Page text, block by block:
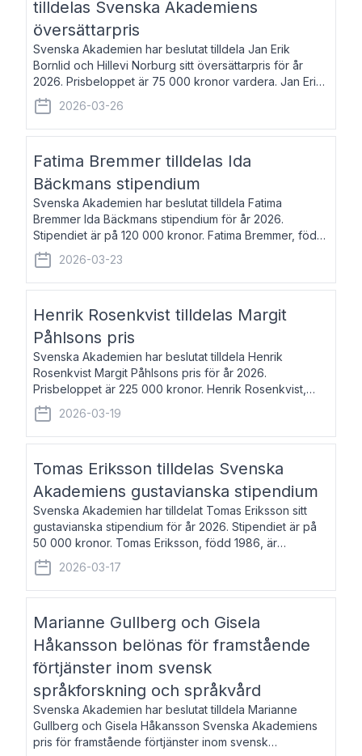
tilldelas Svenska Akademiens
översättarpris
Svenska Akademien har beslutat tilldela Jan Erik
Bornlid och Hillevi Norburg sitt översättarpris för år
2026. Prisbeloppet är 75 000 kronor vardera. Jan Erik
Bornlid, född 1947, är översättare från tyska. Han är
främst känd för sina översät
2026-03-26
Fatima Bremmer tilldelas Ida
Bäckmans stipendium
Svenska Akademien har beslutat tilldela Fatima
Bremmer Ida Bäckmans stipendium för år 2026.
Stipendiet är på 120 000 kronor. Fatima Bremmer, född
1977, är journalist och författare. Hon utkom i fjol med
boken Ligan. Klarakvarterens blodsyst
2026-03-23
Henrik Rosenkvist tilldelas Margit
Påhlsons pris
Svenska Akademien har beslutat tilldela Henrik
Rosenkvist Margit Påhlsons pris för år 2026.
Prisbeloppet är 225 000 kronor. Henrik Rosenkvist,
född 1965, är professor i nordiska språk vid Göteborgs
universitet. Han disputerade 2004 på avhan
2026-03-19
Tomas Eriksson tilldelas Svenska
Akademiens gustavianska stipendium
Svenska Akademien har tilldelat Tomas Eriksson sitt
gustavianska stipendium för år 2026. Stipendiet är på
50 000 kronor. Tomas Eriksson, född 1986, är
projektledare inom marknadsföring och författare och
utkom i fjol med boken Syndabocken.
2026-03-17
Marianne Gullberg och Gisela
Håkansson belönas för framstående
förtjänster inom svensk
språkforskning och språkvård
Svenska Akademien har beslutat tilldela Marianne
Gullberg och Gisela Håkansson Svenska Akademiens
pris för framstående förtjänster inom svensk